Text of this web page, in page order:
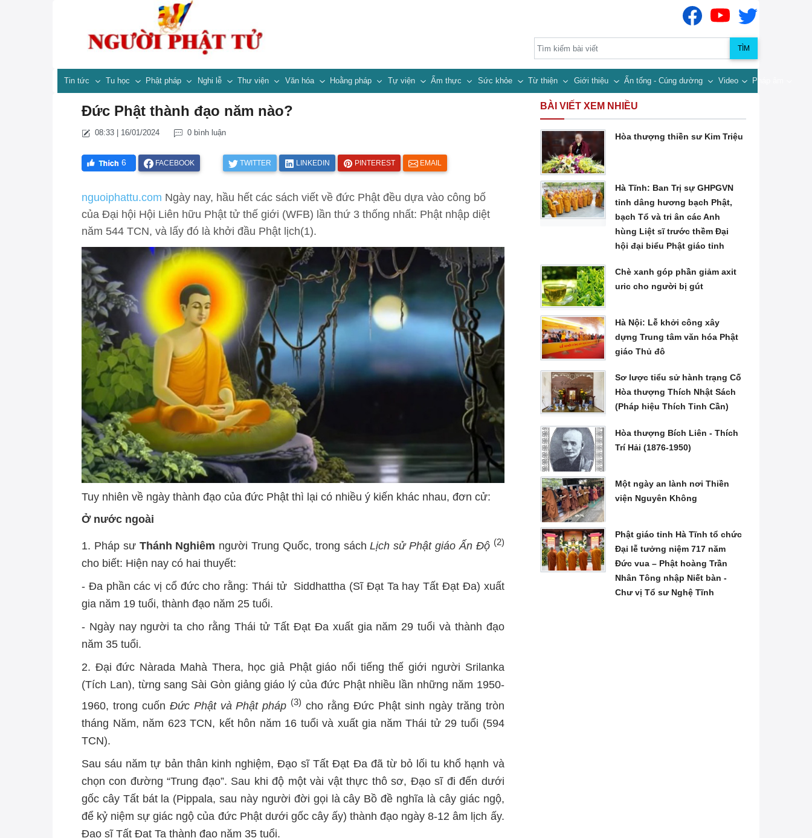
TÌM
Tin tức Tu học Phật pháp Nghi lễ Thư viện Văn hóa Hoằng pháp Tự viện Ẩm thực Sức khỏe Từ thiện Giới thiệu Ấn tống - Cúng dường Video Pháp âm
Đức Phật thành đạo năm nào?
08:33 | 16/01/2024 0 bình luận
6 FACEBOOK TWITTER LINKEDIN PINTEREST EMAIL
nguoiphattu.com Ngày nay, hầu hết các sách viết về đức Phật đều dựa vào công bố
của Đại hội Hội Liên hữu Phật tử thế giới (WFB) lần thứ 3 thống nhất: Phật nhập diệt
năm 544 TCN, và lấy đó là khởi đầu Phật lịch(1).
Tuy nhiên về ngày thành đạo của đức Phật thì lại có nhiều ý kiến khác nhau, đơn cử:
Ở nước ngoài
1. Pháp sư Thánh Nghiêm người Trung Quốc, trong sáchLịch sử Phật giáo Ấn Độ (2)
cho biết: Hiện nay có hai thuyết:
- Đa phần các vị cổ đức cho rằng: Thái tử Siddhattha (Sĩ Đạt Ta hay Tất Đạt Đa) xuất
gia năm 19 tuổi, thành đạo năm 25 tuổi.
- Ngày nay người ta cho rằng Thái tử Tất Đạt Đa xuất gia năm 29 tuổi và thành đạo
năm 35 tuổi.
2. Đại đức Nàrada Mahà Thera, học giả Phật giáo nổi tiếng thế giới người Srilanka
(Tích Lan), từng sang Sài Gòn giảng giáo lý của đức Phật nhiều lần những năm 1950-
1960, trong cuốn Đức Phật và Phật pháp (3) cho rằng Đức Phật sinh ngày trăng tròn
tháng Năm, năm 623 TCN, kết hôn năm 16 tuổi và xuất gia năm Thái tử 29 tuổi (594
TCN).
Sau sáu năm tự bản thân kinh nghiệm, Đạo sĩ Tất Đạt Đa đã từ bỏ lối tu khổ hạnh và
chọn con đường “Trung đạo”. Sau khi độ một vài vật thực thô sơ, Đạo sĩ đi đến dưới
gốc cây Tất bát la (Pippala, sau này người đời gọi là cây Bồ đề nghĩa là cây giác ngộ,
để kỷ niệm sự giác ngộ của đức Phật dưới gốc cây ấy) thành đạo ngày 8-12 âm lịch ấy.
Đạo sĩ Tất Đạt Ta thành đạo năm 35 tuổi.
BÀI VIẾT XEM NHIỀU
Hòa thượng thiền sư Kim Triệu
Hà Tĩnh: Ban Trị sự GHPGVN
tỉnh dâng hương bạch Phật,
bạch Tổ và tri ân các Anh
hùng Liệt sĩ trước thềm Đại
hội đại biểu Phật giáo tỉnh
Chè xanh góp phần giảm axit
uric cho người bị gút
Hà Nội: Lễ khởi công xây
dựng Trung tâm văn hóa Phật
giáo Thủ đô
Sơ lược tiểu sử hành trạng Cố
Hòa thượng Thích Nhật Sách
(Pháp hiệu Thích Tinh Cần)
Hòa thượng Bích Liên - Thích
Trí Hải (1876-1950)
Một ngày an lành nơi Thiền
viện Nguyên Không
Phật giáo tỉnh Hà Tĩnh tổ chức
Đại lễ tưởng niệm 717 năm
Đức vua – Phật hoàng Trần
Nhân Tông nhập Niết bàn -
Chư vị Tổ sư Nghệ Tĩnh